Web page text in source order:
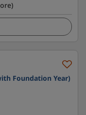
Foundation Year)